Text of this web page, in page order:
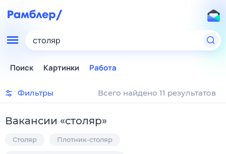
столяр
Поиск Картинки Работа
Фильтры Всего найдено 11 результатов
Вакансии «столяр»
Столяр Плотник-столяр